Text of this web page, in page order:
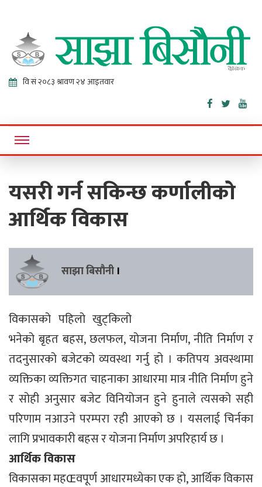
Sajha
Bisaunee
Online News Portal
यसरी गर्न सकिन्छ कर्णालीको
आर्थिक विकास
साझा बिसौनी ।
विकासको पहिलो खुट्किलो
भनेको बृहत बहस, छलफल, योजना निर्माण, नीति निर्माण र
तदनुसारको बजेटको व्यवस्था गर्नु हो । कतिपय अवस्थामा
व्यक्तिका व्यक्तिगत चाहनाका आधारमा मात्र नीति निर्माण हुने
र सोही अनुसार बजेट विनियोजन हुने हुनाले त्यसको सही
परिणाम नआउने परम्परा रही आएको छ । यसलाई चिर्नका
लागि प्रभावकारी बहस र योजना निर्माण अपरिहार्य छ ।
आर्थिक विकास
विकासका महŒवपूर्ण आधारमध्येका एक हो, आर्थिक विकास